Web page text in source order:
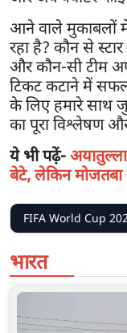
आने वाले मुकाबलों
रहा है? कौन से
और कौन-सी टीम
टिकट कटाने में
के लिए हमारे साथ
का पूरा विश्लेषण
ये भी पढ़ें-
बेटे, लेकिन
FIFA World Cup
भारत